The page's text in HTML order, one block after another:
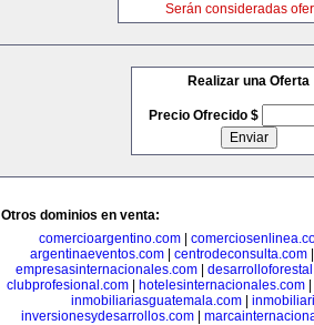
Serán consideradas
Realizar una Oferta
Precio Ofrecido $
Otros dominios en venta:
comercioargentino.com|
argentinaeventos.com| centrodeconsulta.com
empresasinternacionales.com|
clubprofesional.com
hotelesinternacionales.com
inmobiliariasguatemala.com
inversionesydesarrollos.com|